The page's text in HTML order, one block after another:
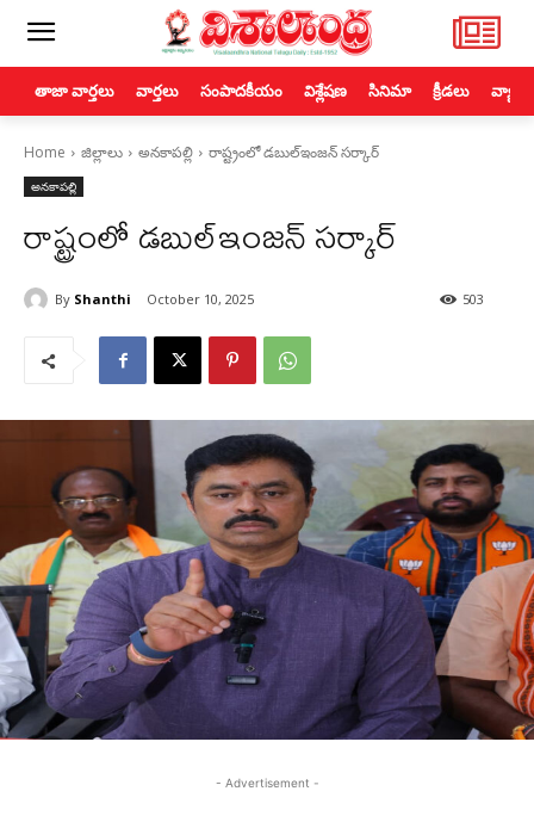
తాజా వార్తలు వార్తలు సంపాదకీయం విశ్లేషణ సినిమా క్రీడలు
Home జిల్లాలు అనకాపల్లి రాష్ట్రంలో డబుల్ఇంజన్ సర్కార్
అనకాపల్లి
రాష్ట్రంలో డబుల్ఇంజన్ సర్కార్
By Shanthi October 10, 2025 503
- Advertisement -